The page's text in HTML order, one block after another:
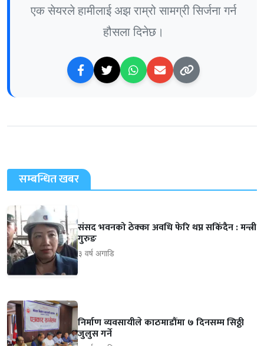
एक सेयरले हामीलाई अझ राम्रो सामग्री सिर्जना गर्न
हौसला दिनेछ।
सम्बन्धित खबर
संसद भवनको ठेक्का अवधि फेरि थप्न सकिंदैन : मन्त्री
गुरुङ
३ वर्ष अगाडि
निर्माण व्यवसायीले काठमाडौंमा ७ दिनसम्म सिठ्ठी
जुलुस गर्ने